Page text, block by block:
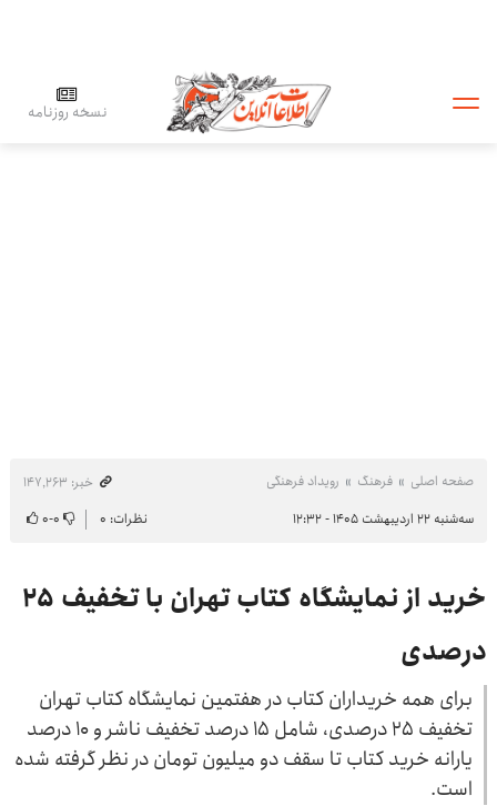
نسخه روزنامه
صفحه اصلی فرهنگ رویداد فرهنگی
خبر: ۱۴۷٬۲۶۳
سه‌شنبه ۲۲ اردیبهشت ۱۴۰۵ - ۱۲:۳۲
نظرات: ۰ ۰-۰
خرید از نمایشگاه کتاب تهران با تخفیف ۲۵
درصدی
برای همه خریداران کتاب در هفتمین نمایشگاه کتاب تهران
تخفیف ۲۵ درصدی، شامل ۱۵ درصد تخفیف ناشر و ۱۰ درصد
یارانه خرید کتاب تا سقف دو میلیون تومان در نظر گرفته شده
است.